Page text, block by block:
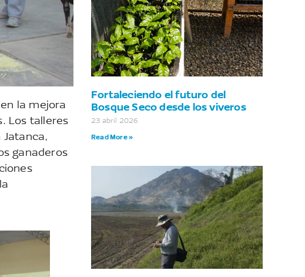
la mejora
Los talleres
Jatanca,
ganaderos
Fortaleciendo el futuro del
Bosque Seco desde los viveros
23 abril 2026
Read More »